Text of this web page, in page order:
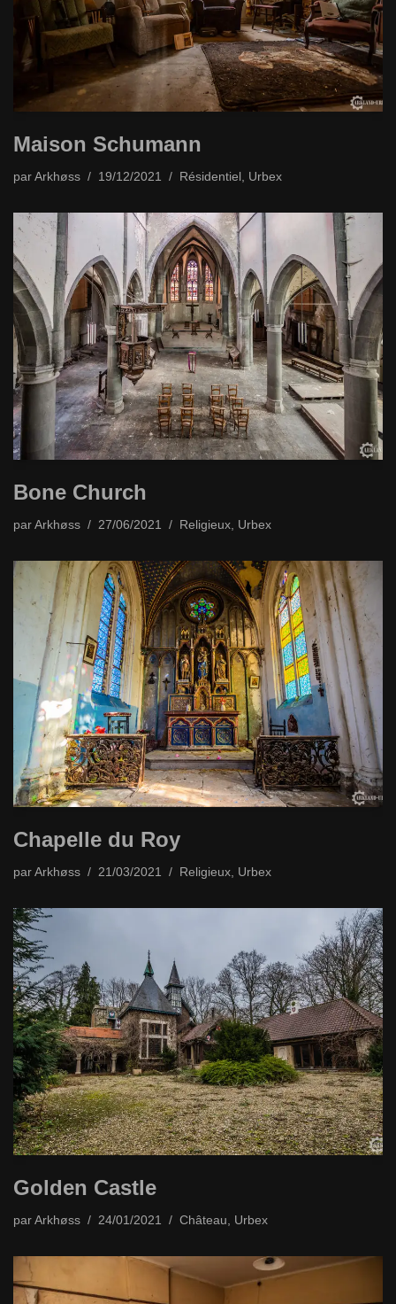
Maison Schumann
par Arkhøss 19/12/2021 Résidentiel , Urbex
Bone Church
par Arkhøss 27/06/2021 Religieux Urbex
Chapelle du Roy
par Arkhøss 21/03/2021 Religieux, Urbex
Golden Castle
par Arkhøss 24/01/2021 Château Urbex